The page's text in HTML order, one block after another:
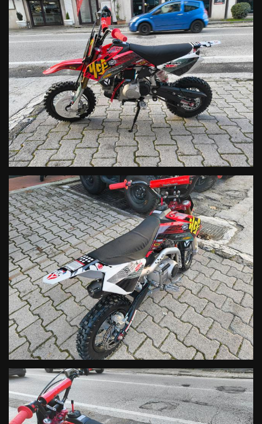
Upsd 600mm
Monoammortizzatore
Regolabile 265mm
Rapporto
15t/41t
Disco ant.
220mm
Pinza ant.
Idraulica doppio pistoncino
Disco post.
200mm
Pinza post.
Idraulica mono pistoncino
Peso
65
Lunghezza
1460
Altezza sella
720
Finanziamenti personalizzati. Spedizione in tutta Italia.